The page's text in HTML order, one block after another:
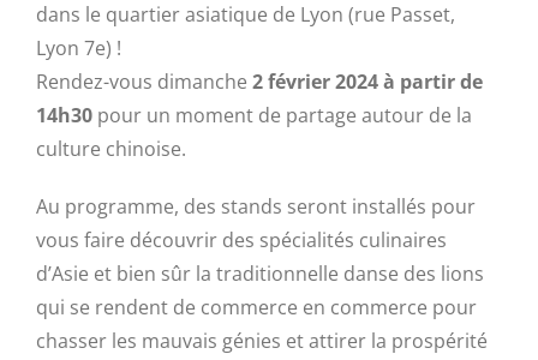
dans le quartier asiatique de Lyon (rue Passet,
Lyon 7e) !
Rendez-vous dimanche 2février 2024 à partir de
14h30 pour un moment de partage autour de la
culture chinoise.
Au programme, des stands seront installés pour
vous faire découvrir des spécialités culinaires
d’Asie et bien sûr la traditionnelle danse des lions
qui se rendent de commerce en commerce pour
chasser les mauvais génies et attirer la prospérité